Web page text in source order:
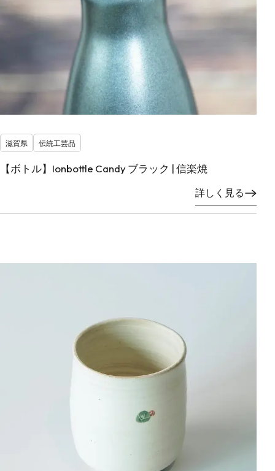
滋賀県 伝統工芸品
【ボトル】Ionbottle Candy ブラック | 信楽焼
詳しく見る